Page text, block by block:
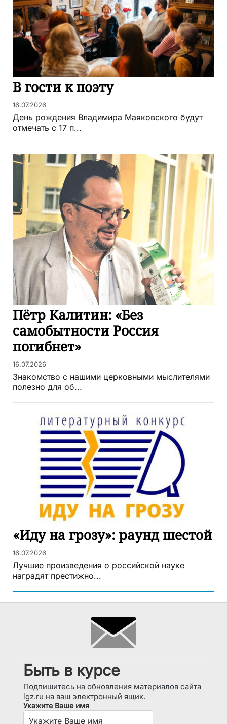
В гости к поэту
16.07.2026
День рождения Владимира Маяковского будут
отмечать с 17 п...
Пётр Калитин: «Без
самобытности Россия
погибнет»
16.07.2026
Знакомство с нашими церковными мыслителями
полезно для об...
«Иду на грозу»: раунд шестой
16.07.2026
Лучшие произведения о российской науке
наградят престижно...
Быть в курсе
Подпишитесь на обновления материалов сайта
lgz.ru на ваш электронный ящик.
Укажите Ваше имя